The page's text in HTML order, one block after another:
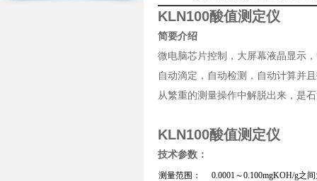
KLN100酸值测定仪
简要介绍
微电脑芯片控制，大屏幕液晶显示
自动滴定，自动检测，自动计算并
从繁重的测量操作中解脱出来，是
KLN100酸值测定仪
技术参数：
测量范围： 0.0001～0.100mgKOH/g之